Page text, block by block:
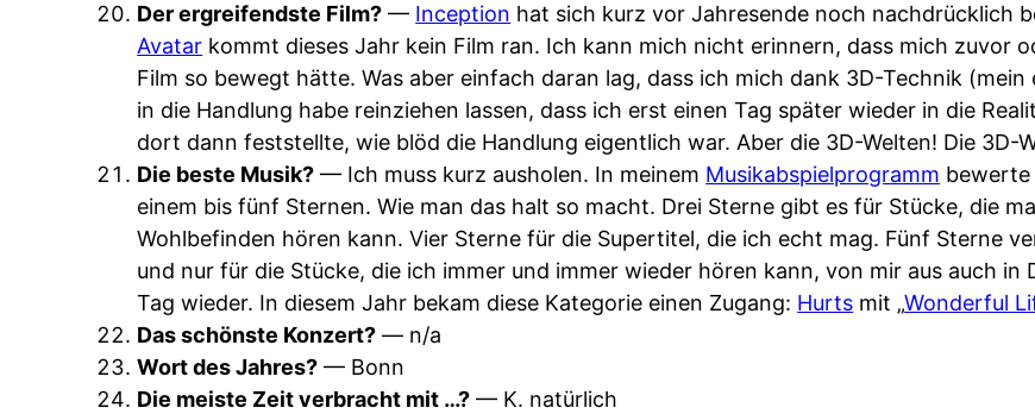
Der ergreifendste Film? — Inception hat sich kurz vor Jahresende noch nachdrücklich
Avatar kommt dieses Jahr kein Film ran. Ich kann mich nicht erinnern, dass mich zuvor
Film so bewegt hätte. Was aber einfach daran lag, dass ich mich dank 3D-Technik
in die Handlung habe reinziehen lassen, dass ich erst einen Tag später wieder in die
dort dann feststellte, wie blöd die Handlung eigentlich war. Aber die 3D-Welten! Die 3D-
Die beste Musik? — Ich muss kurz ausholen. In meinem Musikabspielprogramm bewerte
einem bis fünf Sternen. Wie man das halt so macht. Drei Sterne gibt es für Stücke, die
Wohlbefinden hören kann. Vier Sterne für die Supertitel, die ich echt mag. Fünf Sterne
und nur für die Stücke, die ich immer und immer wieder hören kann, von mir aus auch in
Tag wieder. In diesem Jahr bekam diese Kategorie einen Zugang: Hurts mit „Wonderful
Das schönste Konzert? — n/a
Wort des Jahres? — Bonn
Die meiste Zeit verbracht mit …? — K. natürlich